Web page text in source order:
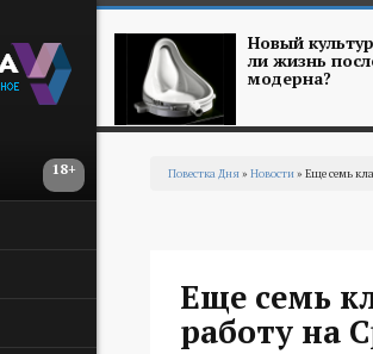
18+
Новый
ли жизнь
модерна?
Повестка Дня» Новости» Еще семь
Еще семь
работу на